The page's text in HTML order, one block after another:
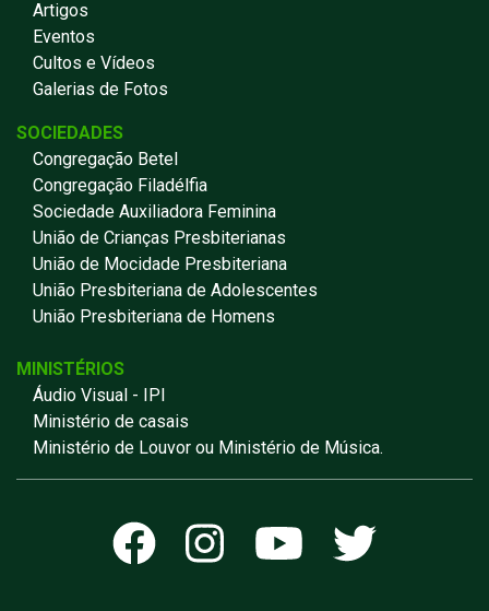
Artigos
Eventos
Cultos e Vídeos
Galerias de Fotos
SOCIEDADES
Congregação Betel
Congregação Filadélfia
Sociedade Auxiliadora Feminina
União de Crianças Presbiterianas
União de Mocidade Presbiteriana
União Presbiteriana de Adolescentes
União Presbiteriana de Homens
MINISTÉRIOS
Áudio Visual - IPI
Ministério de casais
Ministério de Louvor ou Ministério de Música.